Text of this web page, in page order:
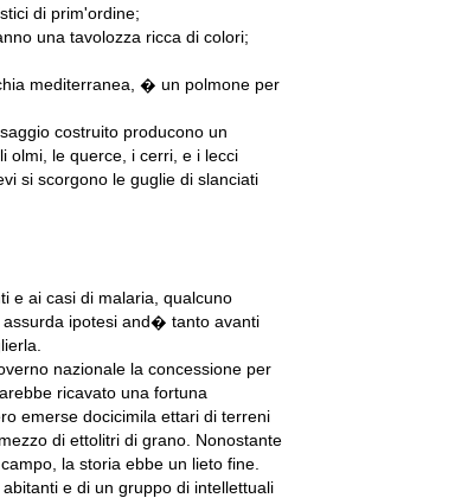
di prim'ordine;
una tavolozza ricca di colori;
mediterranea, � un polmone per
costruito producono un
olmi, le querce, i cerri, e i lecci
si scorgono le guglie di slanciati
e ai casi di malaria, qualcuno
ipotesi and� tanto avanti
nazionale la concessione per
ricavato una fortuna
emerse docicimila ettari di terreni
di ettolitri di grano. Nonostante
la storia ebbe un lieto fine.
e di un gruppo di intellettuali